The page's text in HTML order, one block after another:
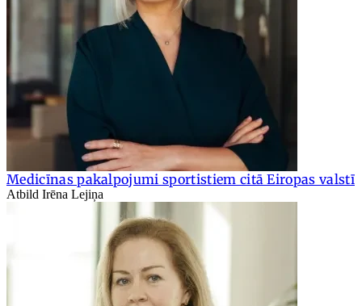
Medicīnas pakalpojumi sportistiem citā Eiropas valstī
Atbild Irēna Lejiņa